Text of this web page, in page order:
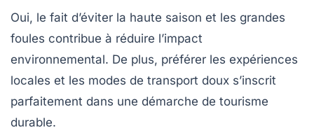
Oui, le fait d’éviter la haute saison et les grandes
foules contribue à réduire l’impact
environnemental. De plus, préférer les expériences
locales et les modes de transport doux s’inscrit
parfaitement dans une démarche de tourisme
durable.